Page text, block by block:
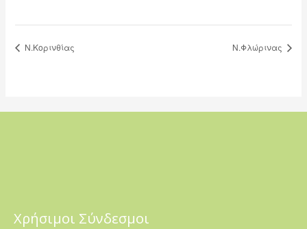
Ν.Κορινθίας Ν.Φλώρινας
Χρήσιμοι Σύνδεσμοι